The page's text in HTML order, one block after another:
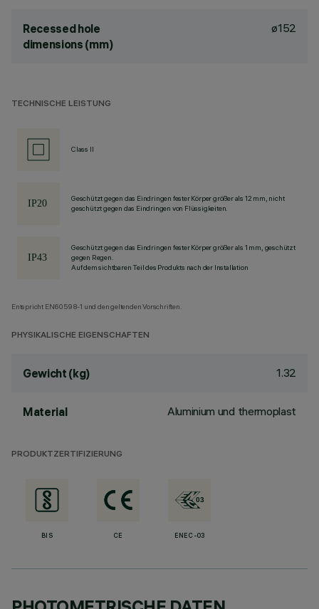
Recessed hole
dimensions (mm)
ø152
TECHNISCHE LEISTUNG
Class II
Geschützt gegen das Eindringen fester Körper größer als 12 mm, nicht
geschützt gegen das Eindringen von Flüssigkeiten.
Geschützt gegen das Eindringen fester Körper größer als 1 mm, geschützt
gegen Regen.
Auf dem sichtbaren Teil des Produkts nach der Installation
Entspricht EN60598-1 und den geltenden Vorschriften.
PHYSIKALISCHE EIGENSCHAFTEN
Gewicht (kg) 1.32
Material Aluminium und thermoplast
PRODUKTZERTIFIZIERUNG
BIS CE ENEC-03